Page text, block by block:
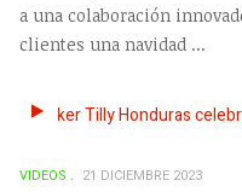
a una colaboración
clientes una navidad ...
VIDEOS 21 DICIEMBRE 2023